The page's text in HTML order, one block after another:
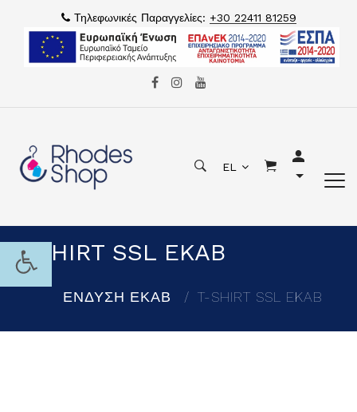
Τηλεφωνικές Παραγγελίες: +30 22411 81259
EL
T-SHIRT SSL EKAB
ΕΝΔΥΣΗ ΕΚΑΒ T-SHIRT SSL EKAB